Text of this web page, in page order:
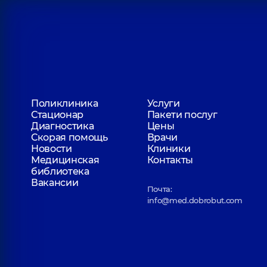
Вертебролог; Врач физической и
Скоробогатая Ульяна Вячеславовна
Дерматовенеролог; Дерматовенеролог детский;
Реабилитолог; Врач спортивной медицины;
реабилитационной медицины (ФРМ),7 лет опыта
Поликлиника
Услуги
Стационар
Пакети послуг
Диагностика
Цены
Скорая помощь
Врачи
Новости
Клиники
Медицинская
библиотека
Контакты
Вакансии
Почта:
info@med.dobrobut.com